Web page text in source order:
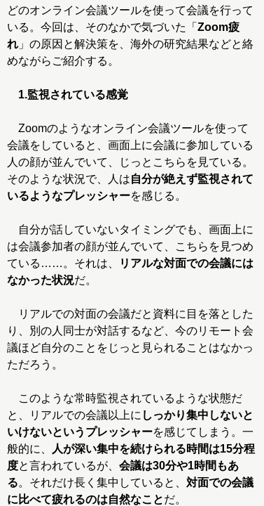
どのオンライン会議ツールを使って会議を行って
いる。今回は、そのなかで気づいた「 Zoom疲
れ 」の原因と解決策を、海外の研究結果などと絡
めながらご紹介する。
1.監視されている感覚
Zoomのようなオンライン会議ツールを使って
会議をしていると、画面上に会議に参加している
人の顔が並んでいて、じっとこちらを見ている。
そのような状況で、人は自分が絶えず監視されて
いるようなプレッシャーを感じる。
自分が話していないタイミングでも、画面上に
は会議参加者の顔が並んでいて、こちらを見つめ
ている……。それは、
リアルな対面での会議には
なかった状況だ。
リアルでの対面の会議だと資料に目を落とした
り、別の人同士が対話するなど、今のリモート会
議ほど自分のことをじっと見られることはなかっ
ただろう。
このような常時監視されているような状態だ
と、リアルでの会議以上に しっかり集中しないと
いけないというプレッシャーを感じてしまう。一
般的に、
人が深い集中を続けられる時間は15分程
度と言われているが、 会議は30分や1時間もあ
る。それだけ長く集中していると、 対面での会議
に比べて疲れるのは自然なことだ。